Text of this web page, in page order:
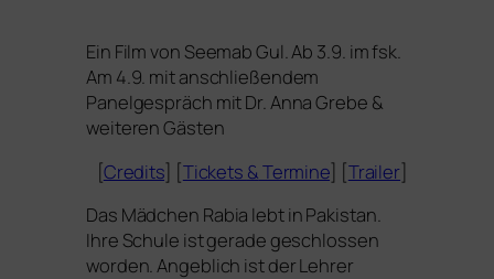
Ein Film von Seemab Gul. Ab 3.9. im fsk.
Am 4.9. mit anschlie­ßen­dem
Panelgespräch mit Dr. Anna Grebe &
wei­te­ren Gästen
[Credits] [Tickets &Termine] [Trailer]
Das Mädchen Rabia lebt in Pakistan.
Ihre Schule ist gera­de geschlos­sen
wor­den. Angeblich ist der Lehrer